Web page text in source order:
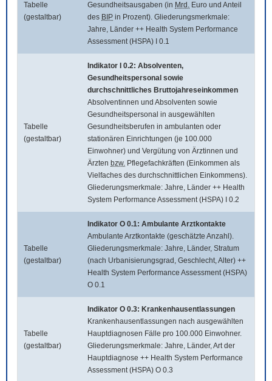
Tabelle
(gestaltbar)
Gesundheitsausgaben (in Mrd. Euro und Anteil
des BIP in Prozent). Gliederungsmerkmale:
Jahre, Länder ++ Health System Performance
Assessment (HSPA) I 0.1
Tabelle
(gestaltbar)
Indikator I 0.2: Absolventen,
Gesundheitspersonal sowie
durchschnittliches Bruttojahreseinkommen
Absolventinnen und Absolventen sowie
Gesundheitspersonal in ausgewählten
Gesundheitsberufen in ambulanten oder
stationären Einrichtungen (je 100.000
Einwohner) und Vergütung von Ärztinnen und
Ärzten bzw. Pflegefachkräften (Einkommen als
Vielfaches des durchschnittlichen Einkommens).
Gliederungsmerkmale: Jahre, Länder ++ Health
System Performance Assessment (HSPA) I 0.2
Tabelle
(gestaltbar)
Indikator O 0.1: Ambulante Arztkontakte
Ambulante Arztkontakte (geschätzte Anzahl).
Gliederungsmerkmale: Jahre, Länder, Stratum
(nach Urbanisierungsgrad, Geschlecht, Alter) ++
Health System Performance Assessment (HSPA)
O 0.1
Tabelle
(gestaltbar)
Indikator O 0.3: Krankenhausentlassungen
Krankenhausentlassungen nach ausgewählten
Hauptdiagnosen Fälle pro 100.000 Einwohner.
Gliederungsmerkmale: Jahre, Länder, Art der
Hauptdiagnose ++ Health System Performance
Assessment (HSPA) O 0.3